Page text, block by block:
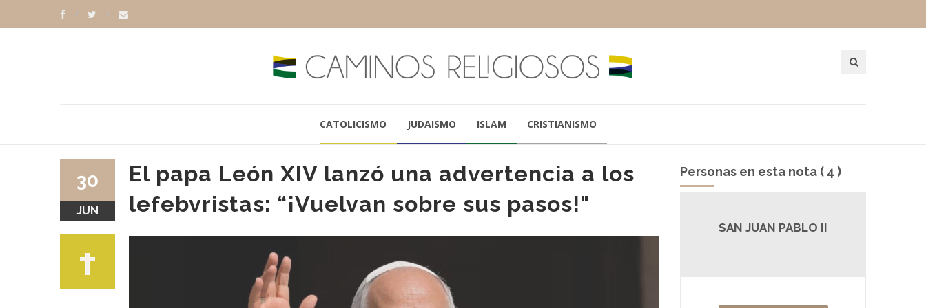
CATOLICISMO JUDAISMO ISLAM CRISTIANISMO
El papa León XIV lanzó una advertencia a los
lefebvristas: “¡Vuelvan sobre sus pasos!"
30
JUN
Personas en esta nota ( 4 )
SAN JUAN PABLO II